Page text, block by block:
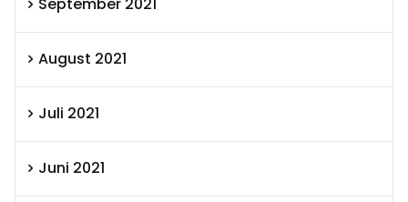
September 2021
August 2021
Juli 2021
Juni 2021